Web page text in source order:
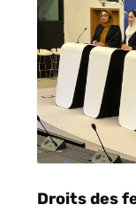
Droits des